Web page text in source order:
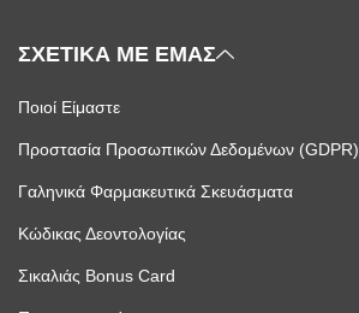
ΣΧΕΤΙΚΑ ΜΕ ΕΜΑΣ
Ποιοί Είμαστε
Προστασία Προσωπικών Δεδομένων (GDPR)
Γαληνικά Φαρμακευτικά Σκευάσματα
Κώδικας Δεοντολογίας
Σικαλιάς Bonus Card